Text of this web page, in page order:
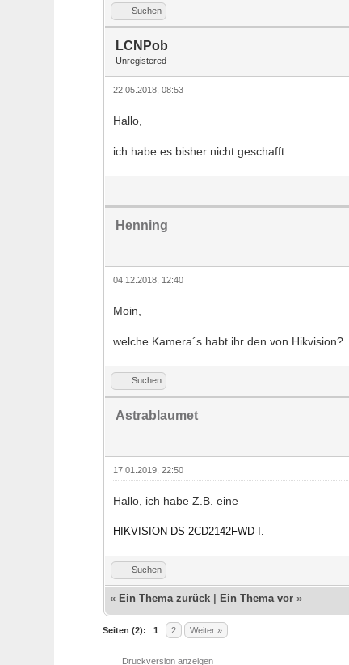
Suchen
LCNPob
Unregistered
22.05.2018, 08:53
Hallo,
ich habe es bisher nicht geschafft.
Henning
04.12.2018, 12:40
Moin,
welche Kamera´s habt ihr den von Hikvision?
Suchen
Astrablaumet
17.01.2019, 22:50
Hallo, ich habe Z.B. eine
HIKVISION DS-2CD2142FWD-I.
Suchen
« Ein Thema zurück| Ein Thema vor»
Seiten (2): 1 2 Weiter »
Druckversion anzeigen